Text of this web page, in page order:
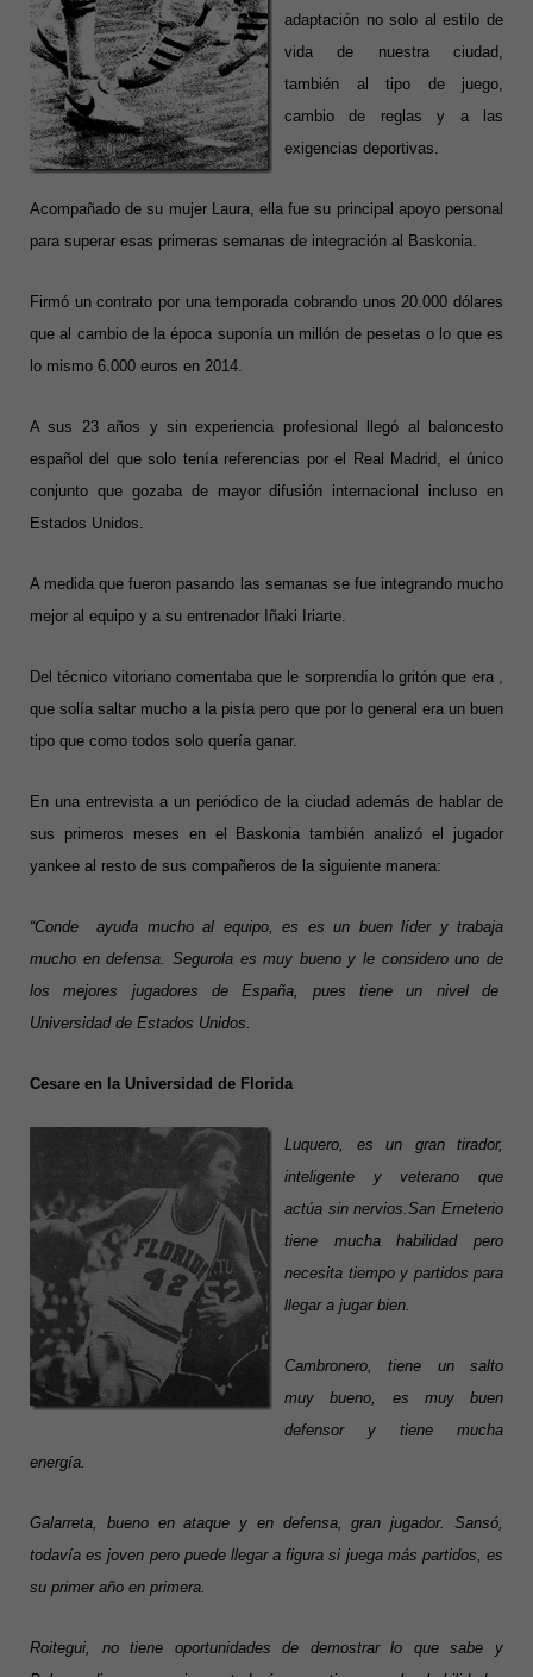
adaptación no solo al estilo de
vida de nuestra ciudad,
también al tipo de juego,
cambio de reglas y a las
exigencias deportivas.
Acompañado de su mujer Laura, ella fue su principal apoyo personal
para superar esas primeras semanas de integración al Baskonia.
Firmó un contrato por una temporada cobrando unos 20.000 dólares
que al cambio de la época suponía un millón de pesetas o lo que es
lo mismo 6.000 euros en 2014.
A sus 23 años y sin experiencia profesional llegó al baloncesto
español del que solo tenía referencias por el Real Madrid, el único
conjunto que gozaba de mayor difusión internacional incluso en
Estados Unidos.
A medida que fueron pasando las semanas se fue integrando mucho
mejor al equipo y a su entrenador Iñaki Iriarte.
Del técnico vitoriano comentaba que le sorprendía lo gritón que era ,
que solía saltar mucho a la pista pero que por lo general era un buen
tipo que como todos solo quería ganar.
En una entrevista a un periódico de la ciudad además de hablar de
sus primeros meses en el Baskonia también analizó el jugador
yankee al resto de sus compañeros de la siguiente manera:
“Conde ayuda mucho al equipo, es es un buen líder y trabaja
mucho en defensa. Segurola es muy bueno y le considero uno de
los mejores jugadores de España, pues tiene un nivel de
Universidad de Estados Unidos.
Cesare en la Universidad de Florida
Luquero, es un gran tirador,
inteligente y veterano que
actúa sin nervios.San Emeterio
tiene mucha habilidad pero
necesita tiempo y partidos para
llegar a jugar bien.
Cambronero, tiene un salto
muy bueno, es muy buen
defensor y tiene mucha
energía.
Galarreta, bueno en ataque y en defensa, gran jugador. Sansó,
todavía es joven pero puede llegar a figura si juega más partidos, es
su primer año en primera.
Roitegui, no tiene oportunidades de demostrar lo que sabe y